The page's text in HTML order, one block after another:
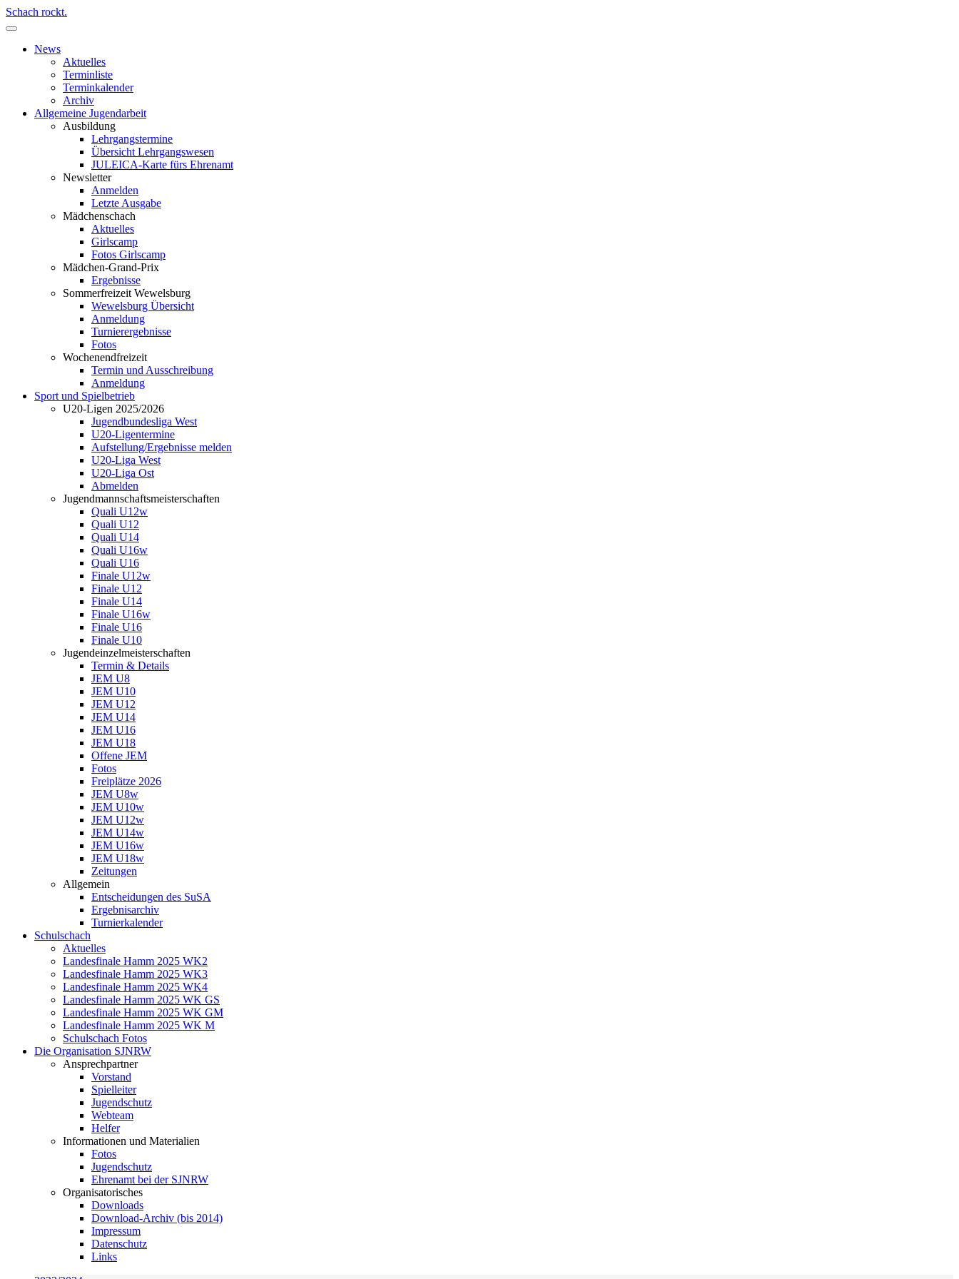
Schach rockt.
News
Aktuelles
Terminliste
Terminkalender
Archiv
Allgemeine Jugendarbeit
Ausbildung
Lehrgangstermine
Übersicht Lehrgangswesen
JULEICA-Karte fürs Ehrenamt
Newsletter
Anmelden
Letzte Ausgabe
Mädchenschach
Aktuelles
Girlscamp
Fotos Girlscamp
Mädchen-Grand-Prix
Ergebnisse
Sommerfreizeit Wewelsburg
Wewelsburg Übersicht
Anmeldung
Turnierergebnisse
Fotos
Wochenendfreizeit
Termin und Ausschreibung
Anmeldung
Sport und Spielbetrieb
U20-Ligen 2025/2026
Jugendbundesliga West
U20-Ligentermine
Aufstellung/Ergebnisse melden
U20-Liga West
U20-Liga Ost
Abmelden
Jugendmannschaftsmeisterschaften
Quali U12w
Quali U12
Quali U14
Quali U16w
Quali U16
Finale U12w
Finale U12
Finale U14
Finale U16w
Finale U16
Finale U10
Jugendeinzelmeisterschaften
Termin & Details
JEM U8
JEM U10
JEM U12
JEM U14
JEM U16
JEM U18
Offene JEM
Fotos
Freiplätze 2026
JEM U8w
JEM U10w
JEM U12w
JEM U14w
JEM U16w
JEM U18w
Zeitungen
Allgemein
Entscheidungen des SuSA
Ergebnisarchiv
Turnierkalender
Schulschach
Aktuelles
Landesfinale Hamm 2025 WK2
Landesfinale Hamm 2025 WK3
Landesfinale Hamm 2025 WK4
Landesfinale Hamm 2025 WK GS
Landesfinale Hamm 2025 WK GM
Landesfinale Hamm 2025 WK M
Schulschach Fotos
Die Organisation SJNRW
Ansprechpartner
Vorstand
Spielleiter
Jugendschutz
Webteam
Helfer
Informationen und Materialien
Fotos
Jugendschutz
Ehrenamt bei der SJNRW
Organisatorisches
Downloads
Download-Archiv (bis 2014)
Impressum
Datenschutz
Links